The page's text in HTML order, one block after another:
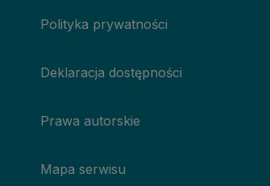
Polityka prywatności
Deklaracja dostępności
Prawa autorskie
Mapa serwisu